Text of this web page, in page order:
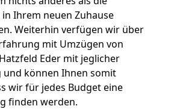
Ihrem neuen Zuhause
Weiterhin verfügen wir über
mit Umzügen von
Eder mit jeglicher
können Ihnen somit
wir für jedes Budget eine
finden werden.